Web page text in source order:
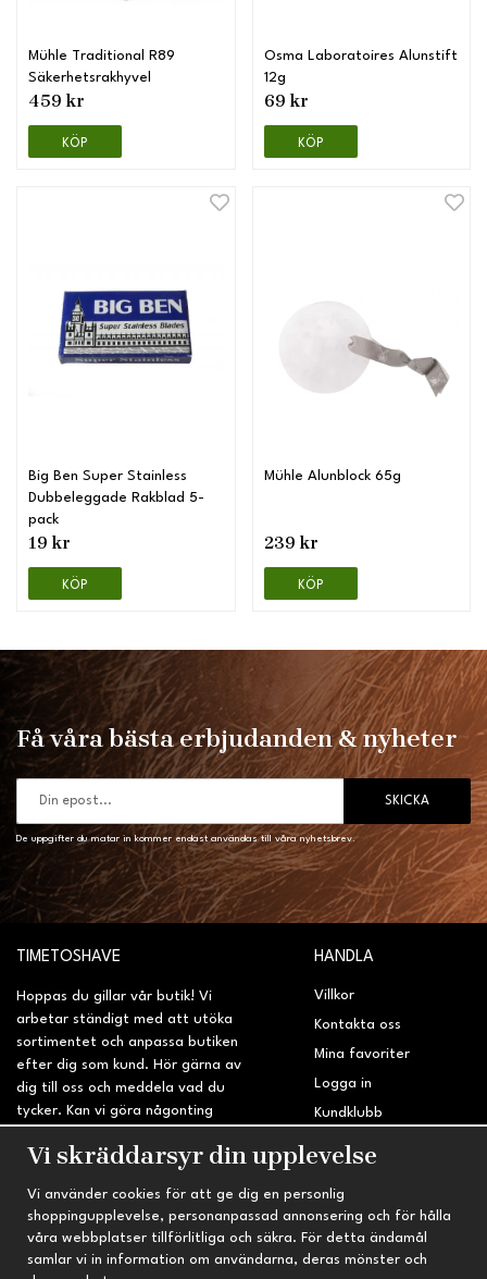
Mühle Traditional R89
Säkerhetsrakhyvel
459 kr
KÖP
Osma Laboratoires Alunstift
12g
69 kr
KÖP
Big Ben Super Stainless
Dubbeleggade Rakblad 5-
pack
19 kr
KÖP
Mühle Alunblock 65g
239 kr
KÖP
Få våra bästa erbjudanden & nyheter
SKICKA
De uppgifter du matar in kommer endast användas till våra nyhetsbrev.
TIMETOSHAVE
Hoppas du gillar vår butik! Vi
arbetar ständigt med att utöka
sortimentet och anpassa butiken
efter dig som kund. Hör gärna av
dig till oss och meddela vad du
tycker. Kan vi göra någonting
sidan?
HANDLA
Villkor
Kontakta oss
Mina favoriter
Logga in
Kundklubb
Retur & Reklamation
INFORMATION
Om oss
TRYGG HANDEL
Fri frakt vid köp över 695 kr
Vi skräddarsyr din upplevelse
Vi använder cookies för att ge dig en personlig
shoppingupplevelse, personanpassad annonsering och för hålla
våra webbplatser tillförlitliga och säkra. För detta ändamål
samlar vi in information om användarna, deras mönster och